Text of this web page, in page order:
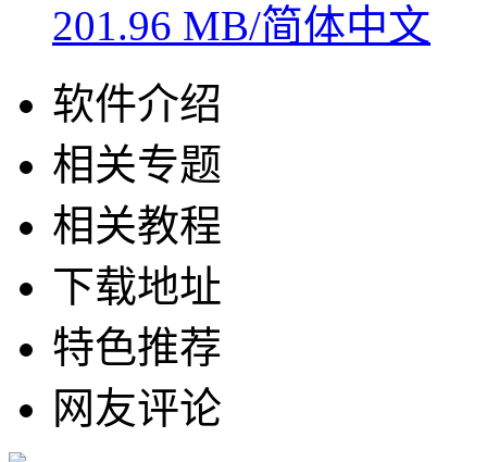
201.96 MB/简体中文
软件介绍
相关专题
相关教程
下载地址
特色推荐
网友评论